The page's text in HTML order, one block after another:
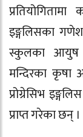
इङ्गलिसका गणेश
स्कुलका आयुष
मन्दिरका कृषा
प्रोग्रेसिभ
प्राप्त गरेका छन् ।